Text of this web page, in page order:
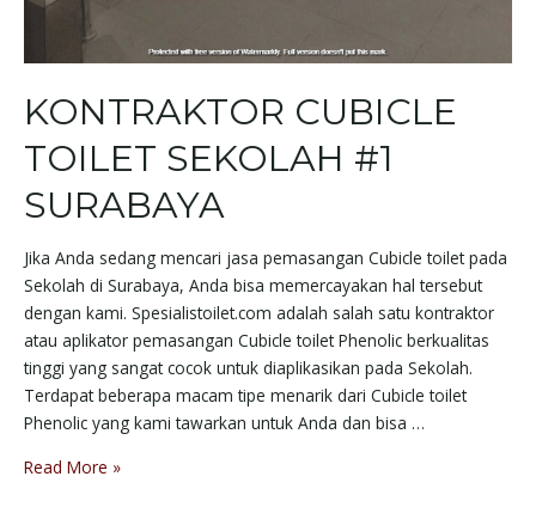
KONTRAKTOR CUBICLE
TOILET SEKOLAH #1
SURABAYA
Jika Anda sedang mencari jasa pemasangan Cubicle toilet pada
Sekolah di Surabaya, Anda bisa memercayakan hal tersebut
dengan kami. Spesialistoilet.com adalah salah satu kontraktor
atau aplikator pemasangan Cubicle toilet Phenolic berkualitas
tinggi yang sangat cocok untuk diaplikasikan pada Sekolah.
Terdapat beberapa macam tipe menarik dari Cubicle toilet
Phenolic yang kami tawarkan untuk Anda dan bisa …
Read More »